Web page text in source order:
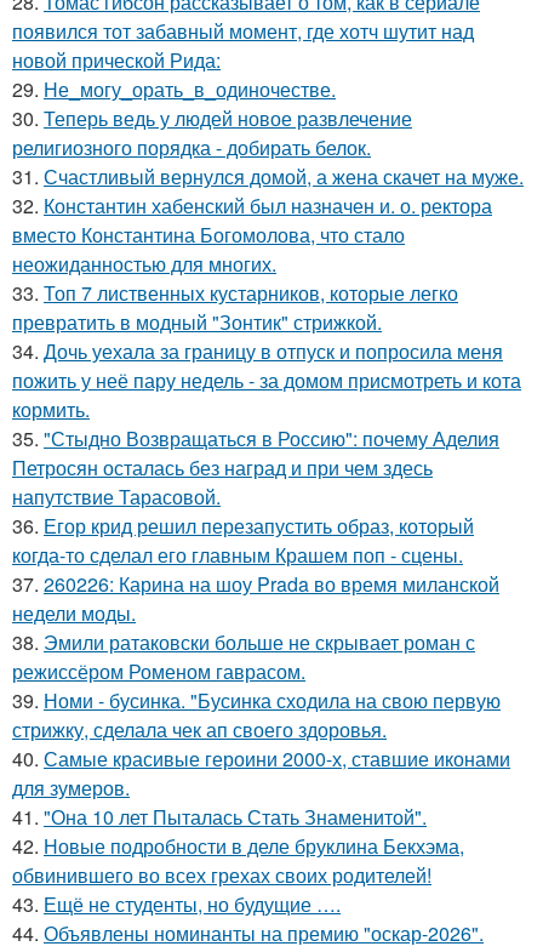
появился тот забавный момент, где хотч шутит над
новой прической Рида:
29. Не_могу_орать_в_одиночестве.
30. Теперь ведь у людей новое развлечение
религиозного порядка - добирать белок.
31. Счастливый вернулся домой, а жена скачет на муже.
32. Константин хабенский был назначен и. о. ректора
вместо Константина Богомолова, что стало
неожиданностью для многих.
33. Топ 7 лиственных кустарников, которые легко
превратить в модный "Зонтик" стрижкой.
34. Дочь уехала за границу в отпуск и попросила меня
пожить у неё пару недель - за домом присмотреть и кота
кормить.
35. "Стыдно Возвращаться в Россию": почему Аделия
Петросян осталась без наград и при чем здесь
напутствие Тарасовой.
36. Егор крид решил перезапустить образ, который
когда-то сделал его главным Крашем поп - сцены.
37. 260226: Карина на шоу Prada во время миланской
недели моды.
38. Эмили ратаковски больше не скрывает роман с
режиссёром Роменом гаврасом.
39. Номи - бусинка. "Бусинка сходила на свою первую
стрижку, сделала чек ап своего здоровья.
40. Самые красивые героини 2000-х, ставшие иконами
для зумеров.
41. "Она 10 лет Пыталась Стать Знаменитой".
42. Новые подробности в деле бруклина Бекхэма,
обвинившего во всех грехах своих родителей!
43. Ещё не студенты, но будущие ….
44. Объявлены номинанты на премию "оскар-2026".